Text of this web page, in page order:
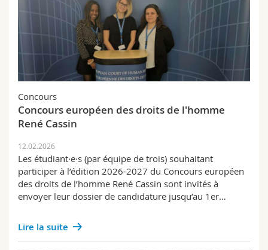
Concours
Concours européen des droits de l'homme
René Cassin
12.02.2026
Les étudiant·e·s (par équipe de trois) souhaitant
participer à l’édition 2026-2027 du Concours européen
des droits de l’homme René Cassin sont invités à
envoyer leur dossier de candidature jusqu’au 1er…
Lire la suite